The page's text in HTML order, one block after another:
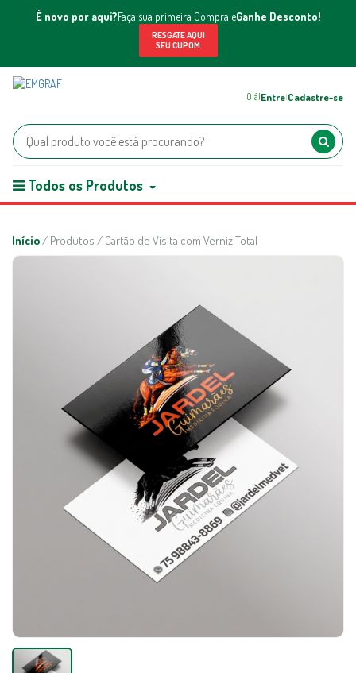
É novo por aqui?Faça sua primeira Compra eGanhe Desconto!
RESGATE AQUI
SEU CUPOM
Olá!Entre|Cadastre-se
Todos os Produtos
Início/ Produtos / Cartão de Visita com Verniz Total